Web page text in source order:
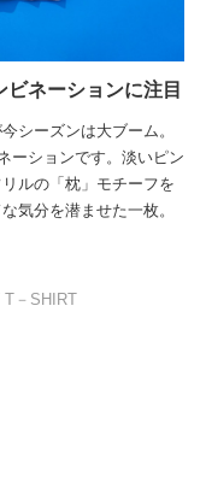
ビネーションに注目
シーズンは大ブーム。
ーションです。淡いピン
ルの「枕」モチーフを
気分を潜ませた一枚。
T－SHIRT